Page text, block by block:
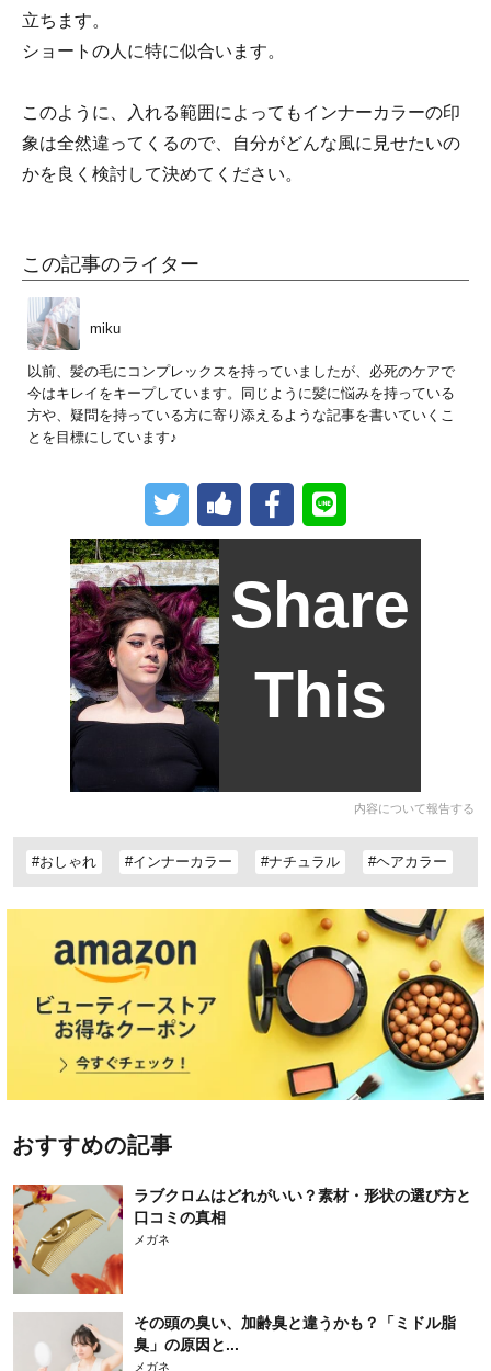
立ちます。
ショートの人に特に似合います。
このように、入れる範囲によってもインナーカラーの印
象は全然違ってくるので、自分がどんな風に見せたいの
かを良く検討して決めてください。
この記事のライター
miku
以前、髪の毛にコンプレックスを持っていましたが、必死のケアで
今はキレイをキープしています。同じように髪に悩みを持っている
方や、疑問を持っている方に寄り添えるような記事を書いていくこ
とを目標にしています♪
Share
This
内容について報告する
#おしゃれ #インナーカラー #ナチュラル #ヘアカラー
おすすめの記事
ラブクロムはどれがいい？素材・形状の選び方と
口コミの真相
メガネ
その頭の臭い、加齢臭と違うかも？「ミドル脂
臭」の原因と...
メガネ